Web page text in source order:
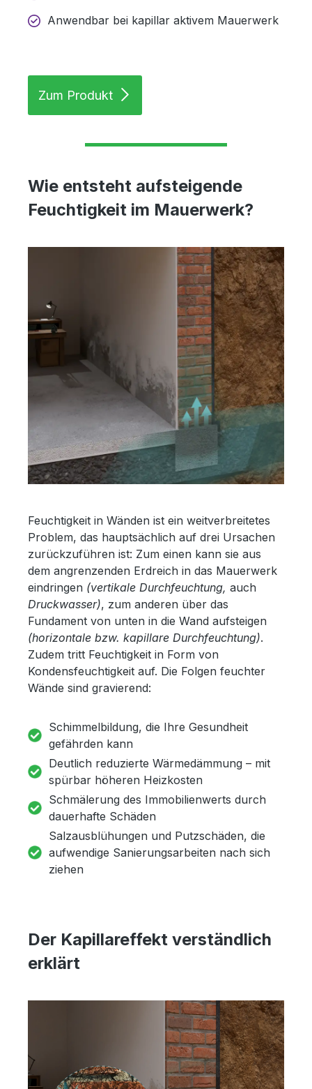
Anwendbar bei kapillar aktivem Mauerwerk
Zum Produkt
Wie entsteht aufsteigende
Feuchtigkeit im Mauerwerk?
Feuchtigkeit in Wänden ist ein weitverbreitetes
Problem, das hauptsächlich auf drei Ursachen
zurückzuführen ist: Zum einen kann sie aus
dem angrenzenden Erdreich in das Mauerwerk
eindringen (vertikale Durchfeuchtung, auch
Druckwasser), zum anderen über das
Fundament von unten in die Wand aufsteigen
(horizontale bzw. kapillare Durchfeuchtung).
Zudem tritt Feuchtigkeit in Form von
Kondensfeuchtigkeit auf. Die Folgen feuchter
Wände sind gravierend:
Schimmelbildung, die Ihre Gesundheit
gefährden kann
Deutlich reduzierte Wärmedämmung – mit
spürbar höheren Heizkosten
Schmälerung des Immobilienwerts durch
dauerhafte Schäden
Salzausblühungen und Putzschäden, die
aufwendige Sanierungsarbeiten nach sich
ziehen
Der Kapillareffekt verständlich
erklärt